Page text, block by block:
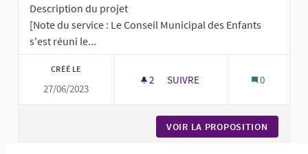
Description du projet
[Note du service : Le Conseil Municipal des Enfants
s'est réuni le...
CRÉÉ LE
27/06/2023
2 2 ABONNÉS
SUIVRE 0
VOIR LA PROPOSITION